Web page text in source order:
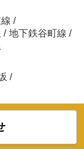
/
/ 地下鉄谷町線 /
/